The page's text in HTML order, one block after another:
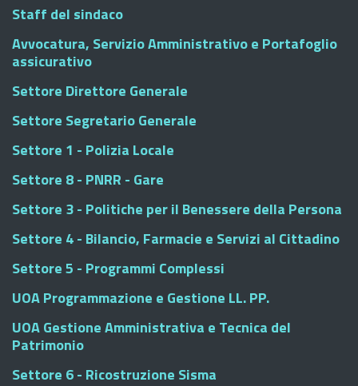
Staff del sindaco
Avvocatura, Servizio Amministrativo e Portafoglio
assicurativo
Settore Direttore Generale
Settore Segretario Generale
Settore 1 - Polizia Locale
Settore 8 - PNRR - Gare
Settore 3 - Politiche per il Benessere della Persona
Settore 4 - Bilancio, Farmacie e Servizi al Cittadino
Settore 5 - Programmi Complessi
UOA Programmazione e Gestione LL. PP.
UOA Gestione Amministrativa e Tecnica del
Patrimonio
Settore 6 - Ricostruzione Sisma